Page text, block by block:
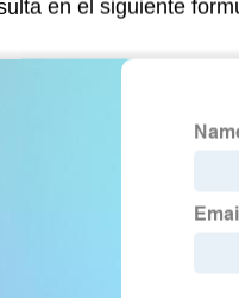
en el siguiente